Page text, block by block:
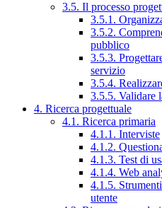
3.5. Il processo
3.5.1.
3.5.2.
pubblico
3.5.3.
servizio
3.5.4.
3.5.5. Validare
4. Ricerca progettuale
4.1. Ricerca primaria
4.1.1. Interviste
4.1.2.
4.1.3. Test di
4.1.4. Web
4.1.5.
utente